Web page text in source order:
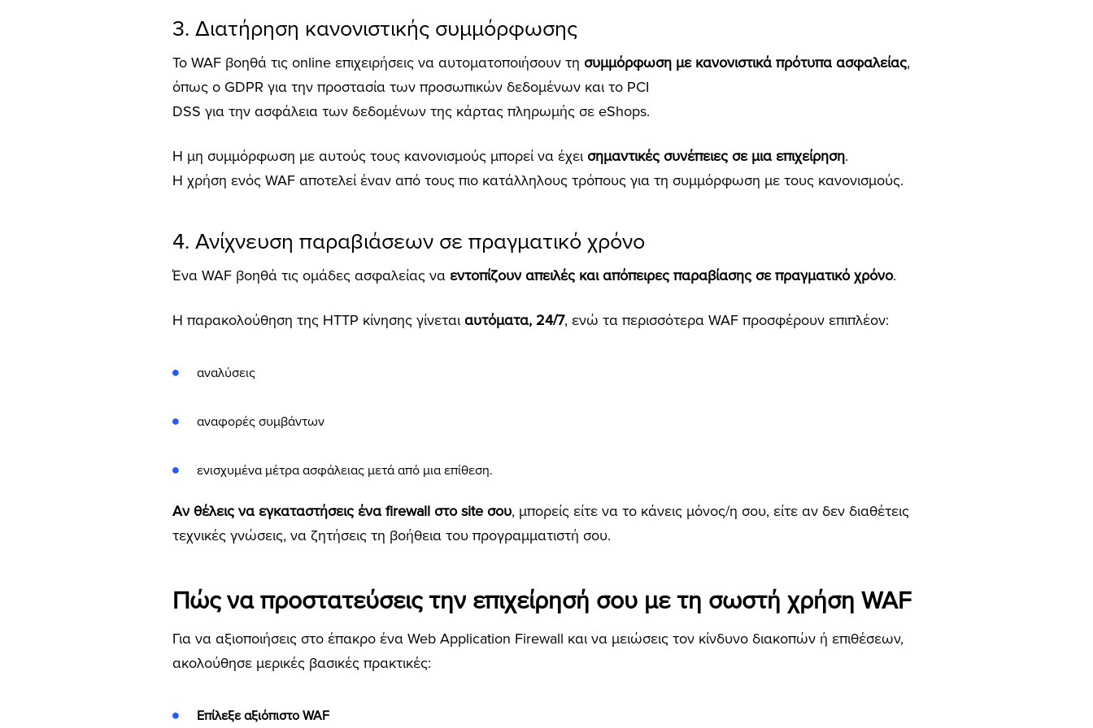
3. Διατήρηση κανονιστικής συμμόρφωσης
Το WAF βοηθά τις online επιχειρήσεις να αυτοματοποιήσουν τη συμμόρφωση με κανονιστικά πρότυπα ασφαλείας,
όπως ο GDPR για την προστασία των προσωπικών δεδομένων και το PCI
DSS για την ασφάλεια των δεδομένων της κάρτας πληρωμής σε eShops.
Η μη συμμόρφωση με αυτούς τους κανονισμούς μπορεί να έχει σημαντικές συνέπειες σε μια επιχείρηση.
Η χρήση ενός WAF αποτελεί έναν από τους πιο κατάλληλους τρόπους για τη συμμόρφωση με τους κανονισμούς.
4. Ανίχνευση παραβιάσεων σε πραγματικό χρόνο
Ένα WAF βοηθά τις ομάδες ασφαλείας να εντοπίζουν απειλές και απόπειρες παραβίασης σε πραγματικό χρόνο.
Η παρακολούθηση της HTTP κίνησης γίνεται αυτόματα, 24/7, ενώ τα περισσότερα WAF προσφέρουν επιπλέον:
αναλύσεις
αναφορές συμβάντων
ενισχυμένα μέτρα ασφάλειας μετά από μια επίθεση.
Αν θέλεις να εγκαταστήσεις ένα firewall στο site σου, μπορείς είτε να το κάνεις μόνος/η σου, είτε αν δεν διαθέτεις
τεχνικές γνώσεις, να ζητήσεις τη βοήθεια του προγραμματιστή σου.
Πώς να προστατεύσεις την επιχείρησή σου με τη σωστή χρήση WAF
Για να αξιοποιήσεις στο έπακρο ένα Web Application Firewall και να μειώσεις τον κίνδυνο διακοπών ή επιθέσεων,
ακολούθησε μερικές βασικές πρακτικές:
Επίλεξε αξιόπιστο WAF